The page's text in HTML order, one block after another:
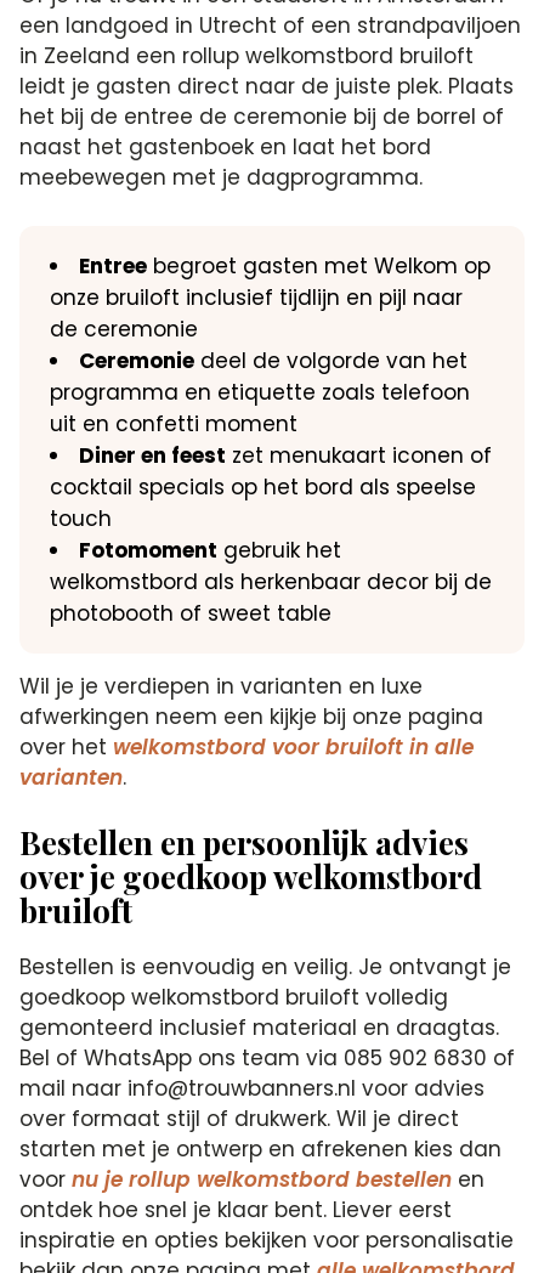
een landgoed in Utrecht of een strandpaviljoen
in Zeeland een rollup welkomstbord bruiloft
leidt je gasten direct naar de juiste plek. Plaats
het bij de entree de ceremonie bij de borrel of
naast het gastenboek en laat het bord
meebewegen met je dagprogramma.
Entree begroet gasten met Welkom op
onze bruiloft inclusief tijdlijn en pijl naar
de ceremonie
Ceremonie deel de volgorde van het
programma en etiquette zoals telefoon
uit en confetti moment
Diner en feest zet menukaart iconen of
cocktail specials op het bord als speelse
touch
Fotomoment gebruik het
welkomstbord als herkenbaar decor bij de
photobooth of sweet table
Wil je je verdiepen in varianten en luxe
afwerkingen neem een kijkje bij onze pagina
over het welkomstbord voor bruiloft in alle
varianten.
Bestellen en persoonlijk advies
over je goedkoop welkomstbord
bruiloft
Bestellen is eenvoudig en veilig. Je ontvangt je
goedkoop welkomstbord bruiloft volledig
gemonteerd inclusief materiaal en draagtas.
Bel of WhatsApp ons team via 085 902 6830 of
mail naar info@trouwbanners.nl voor advies
over formaat stijl of drukwerk. Wil je direct
starten met je ontwerp en afrekenen kies dan
voornu je rollup welkomstbord bestellen en
ontdek hoe snel je klaar bent. Liever eerst
inspiratie en opties bekijken voor personalisatie